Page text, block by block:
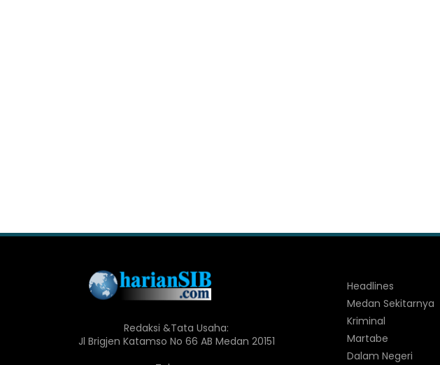
Redaksi &Tata Usaha:
Jl Brigjen Katamso No 66 AB Medan 20151
Headlines
Medan Sekitarnya
Kriminal
Martabe
Dalam Negeri